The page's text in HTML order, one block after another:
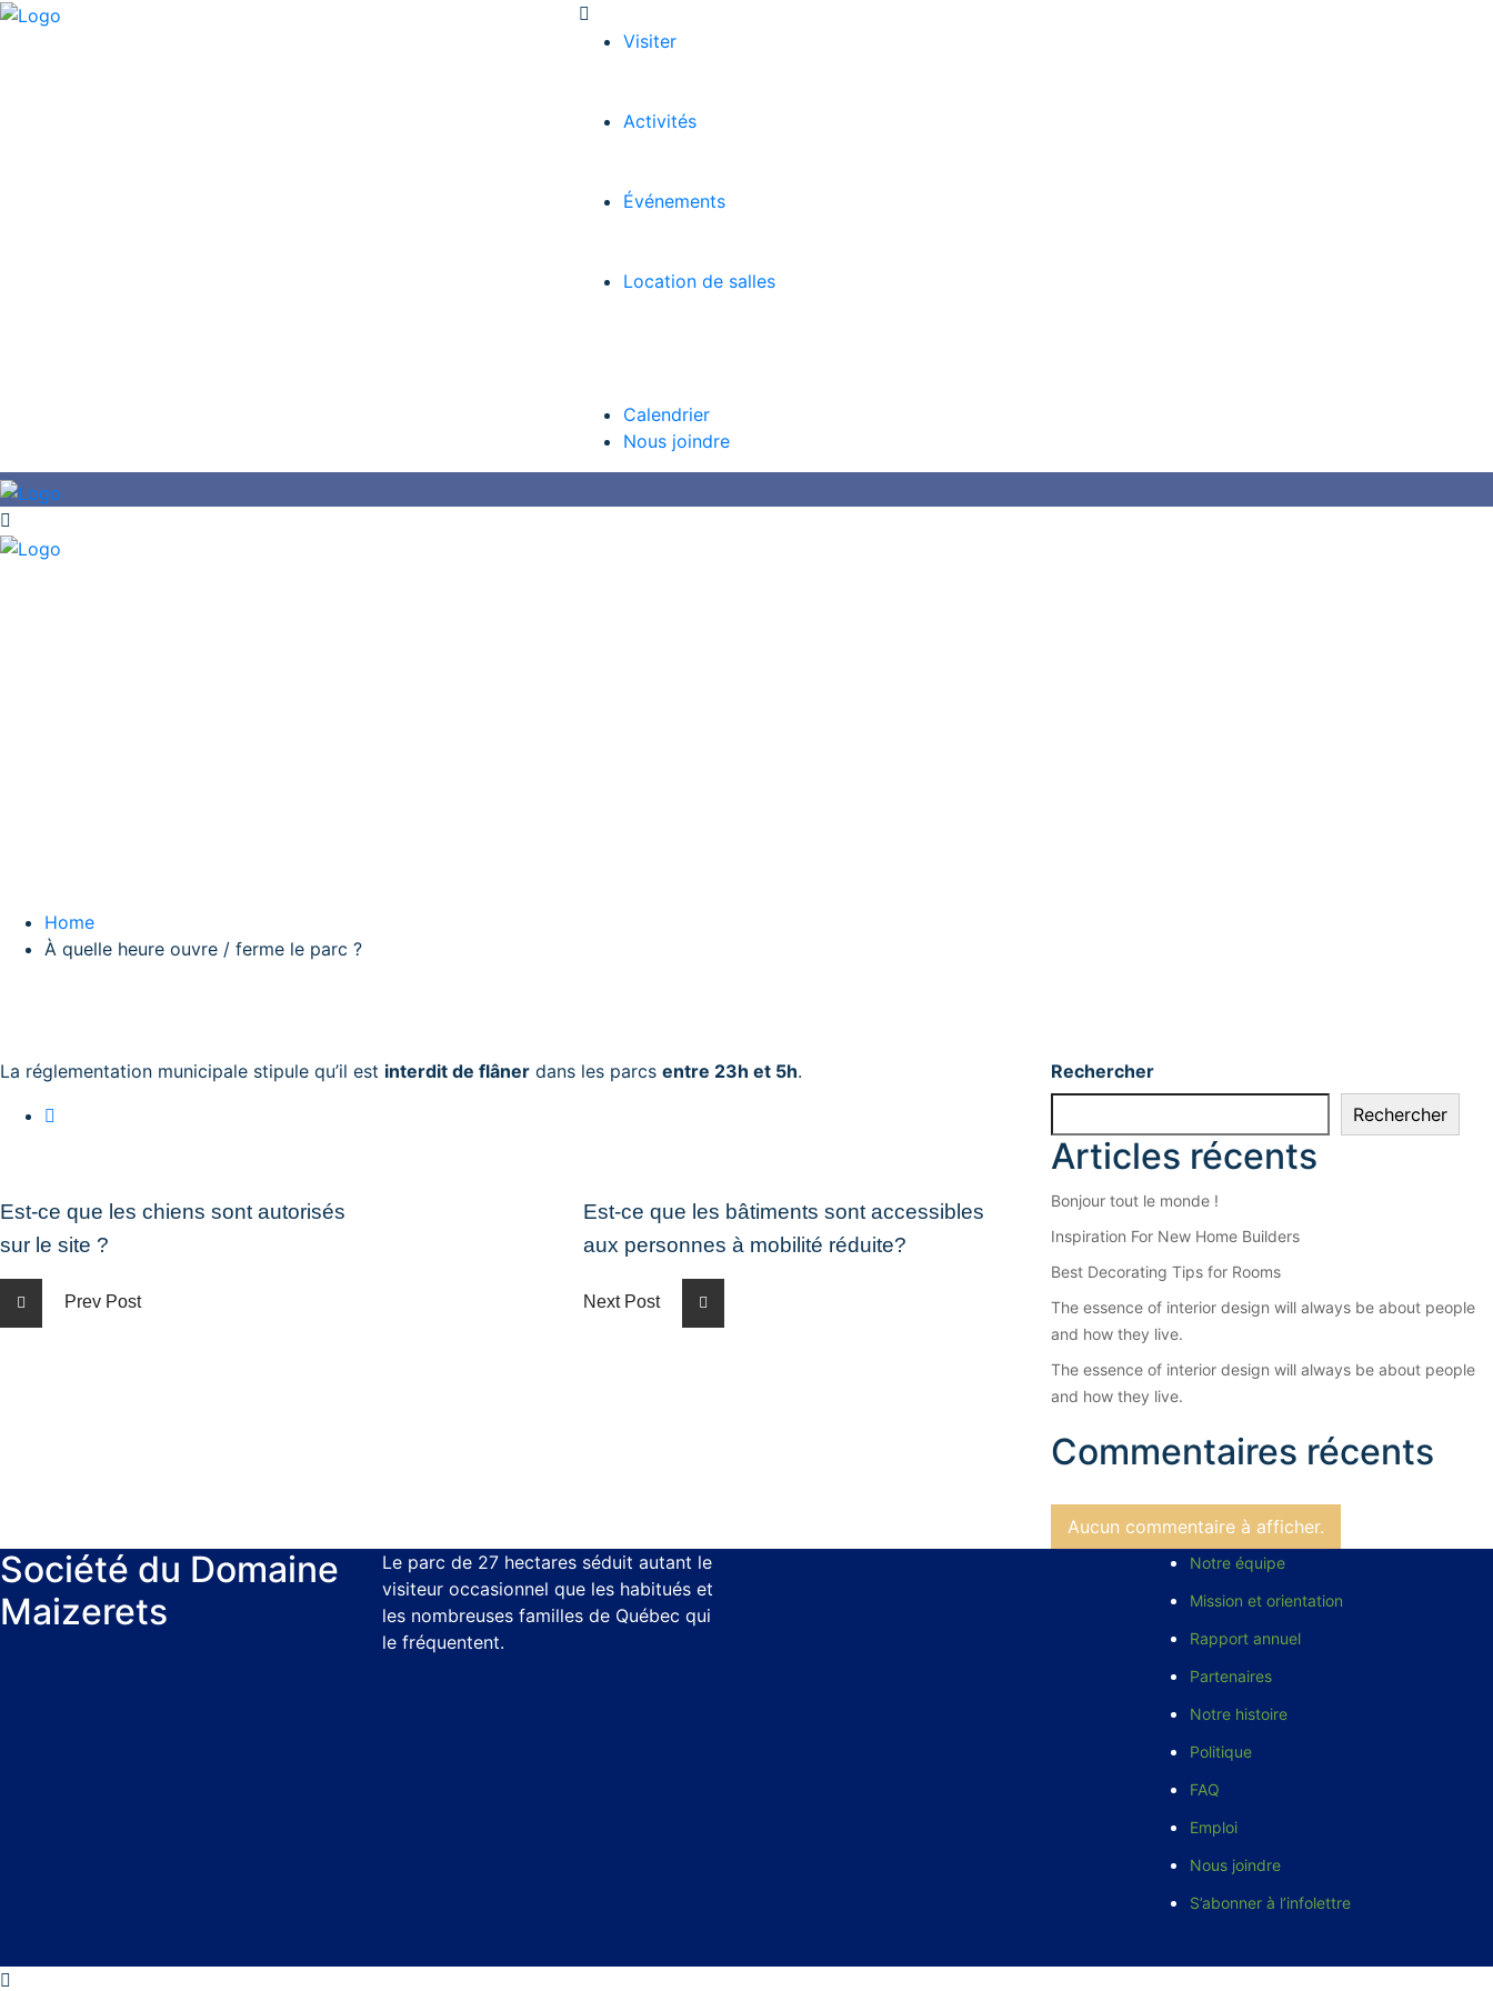
Visiter
Activités
Événements
Location de salles
Calendrier
Nous joindre
Home
À quelle heure ouvre / ferme le parc ?
La réglementation municipale stipule qu’il est interdit de flâner dans les parcs entre 23h et 5h.
Est-ce que les chiens sont autorisés
sur le site ?
Prev Post
Est-ce que les bâtiments sont accessibles
aux personnes à mobilité réduite?
Next Post
Rechercher
Rechercher
Articles récents
Bonjour tout le monde !
Inspiration For New Home Builders
Best Decorating Tips for Rooms
The essence of interior design will always be about people
and how they live.
The essence of interior design will always be about people
and how they live.
Commentaires récents
Aucun commentaire à afficher.
Société du Domaine
Maizerets
Le parc de 27 hectares séduit autant le
visiteur occasionnel que les habitués et
les nombreuses familles de Québec qui
le fréquentent.
Notre équipe
Mission et orientation
Rapport annuel
Partenaires
Notre histoire
Politique
FAQ
Emploi
Nous joindre
S’abonner à l’infolettre